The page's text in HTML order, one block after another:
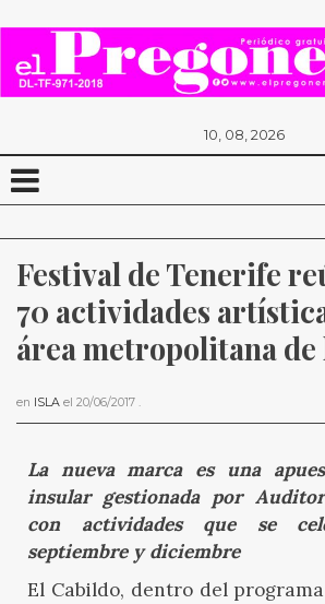
10, 08, 2026
Festival de Tenerife
70 actividades
área metropolitana de
en ISLA el 20/06/2017 .
La nueva marca es una
insular gestionada por
con actividades que se
septiembre y diciembre
El Cabildo, dentro del